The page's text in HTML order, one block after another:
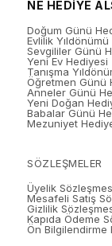
NE HEDİYE
Doğum Günü
Evlilik Yıldönümü
Sevgililer Günü
Yeni Ev Hediyesi
Tanışma
Öğretmen Günü
Anneler Günü
Yeni Doğan
Babalar Günü
Mezuniyet
SÖZLEŞMELER
Üyelik
Mesafeli Satış
Gizlilik
Kapıda Ödeme
Ön Bilgilendirme